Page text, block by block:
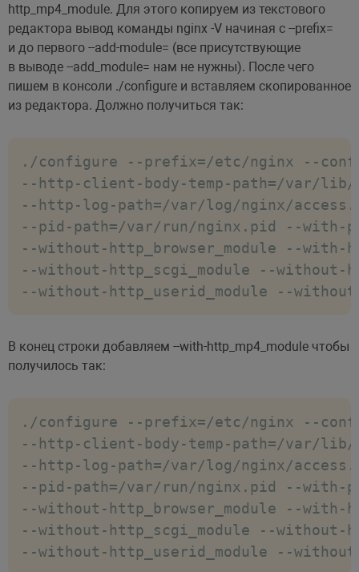
http_mp4_module. Для этого копируем из текстового
редактора вывод команды nginx -V начиная с --prefix=
и до первого --add-module= (все присутствующие
в выводе --add_module= нам не нужны). После чего
пишем в консоли ./configure и вставляем скопированное
из редактора. Должно получиться так:
./configure --prefix=/etc/nginx --
--http-client-body-temp-path=/var/
--http-log-path=/var/log/nginx/
--pid-path=/var/run/nginx.pid --with-
--without-http_browser_module --with-
--without-http_scgi_module --without-
--without-http_userid_module --without-
В конец строки добавляем --with-http_mp4_module чтобы
получилось так:
./configure --prefix=/etc/nginx --
--http-client-body-temp-path=/var/
--http-log-path=/var/log/nginx/
--pid-path=/var/run/nginx.pid --with-
--without-http_browser_module --with-
--without-http_scgi_module --without-
--without-http_userid_module --